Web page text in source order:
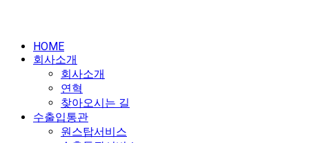
HOME
회사소개
회사소개
연혁
찾아오시는 길
수출입통관
원스탑서비스